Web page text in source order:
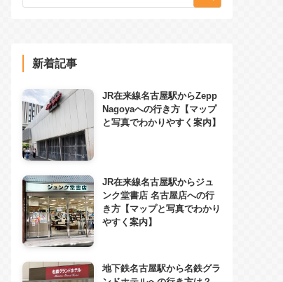
新着記事
JR在来線名古屋駅からZepp
Nagoyaへの行き方【マップ
と写真でわかりやすく案内】
JR在来線名古屋駅からジュ
ンク堂書店 名古屋店への行
き方【マップと写真でわかり
やすく案内】
地下鉄名古屋駅から名鉄グラ